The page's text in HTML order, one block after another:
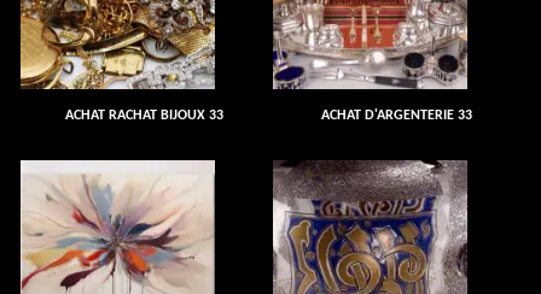
ACHAT RACHAT BIJOUX 33 ACHAT D'ARGENTERIE 33